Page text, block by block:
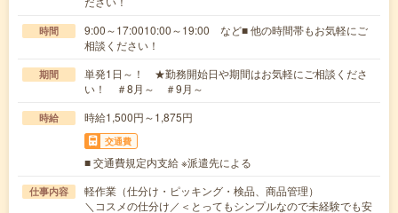
時間
9:00～17:0010:00～19:00 など■ 他の時間帯もお気軽にご
相談ください！
期間
単発1日～！ ★勤務開始日や期間はお気軽にご相談くださ
い！ ＃8月～ ＃9月～
時給 時給1,500円～1,875円
交通費
■ 交通費規定内支給 ※派遣先による
仕事内容
軽作業（仕分け・ピッキング・検品、商品管理）
＼コスメの仕分け／＜とってもシンプルなので未経験でも安